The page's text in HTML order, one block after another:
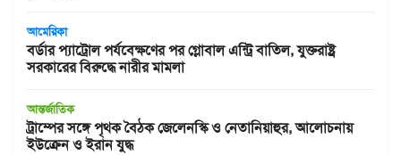
আমেরিকা
বর্ডার প্যাট্রোল পর্যবেক্ষণের পর গ্লোবাল এন্ট্রি বাতিল, যুক্তরাষ্ট্র
সরকারের বিরুদ্ধে নারীর মামলা
আন্তর্জাতিক
ট্রাম্পের সঙ্গে পৃথক বৈঠক জেলেনস্কি ও নেতানিয়াহুর, আলোচনায়
ইউক্রেন ও ইরান যুদ্ধ